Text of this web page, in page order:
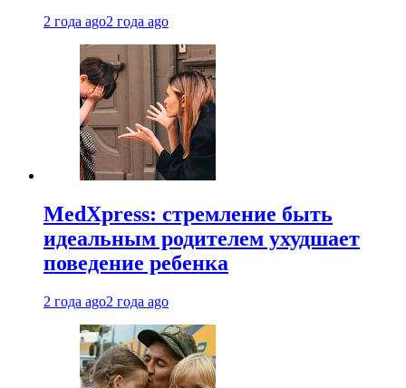
2 года ago2 года ago
MedXpress: стремление быть
идеальным родителем ухудшает
поведение ребенка
2 года ago2 года ago